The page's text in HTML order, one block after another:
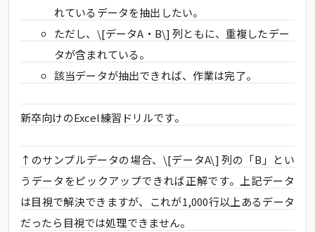
れているデータを抽出したい。
ただし、\[データA・B\] 列ともに、重複したデー
タが含まれている。
該当データが抽出できれば、作業は完了。
新卒向けのExcel練習ドリルです。
↑のサンプルデータの場合、\[データA\] 列の「B」とい
うデータをピックアップできれば正解です。上記データ
は目視で解決できますが、これが1,000行以上あるデータ
だったら目視では処理できません。